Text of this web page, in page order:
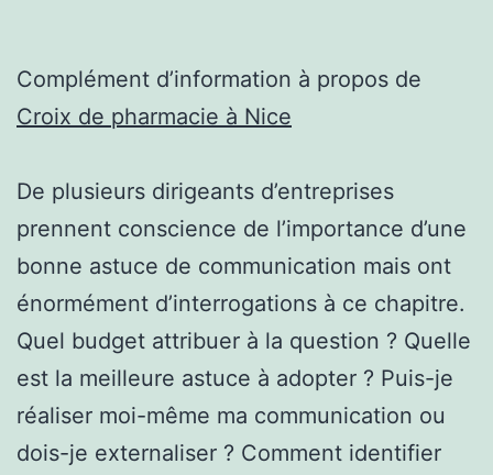
Complément d’information à propos de
Croix de pharmacie à Nice
De plusieurs dirigeants d’entreprises
prennent conscience de l’importance d’une
bonne astuce de communication mais ont
énormément d’interrogations à ce chapitre.
Quel budget attribuer à la question ? Quelle
est la meilleure astuce à adopter ? Puis-je
réaliser moi-même ma communication ou
dois-je externaliser ? Comment identifier